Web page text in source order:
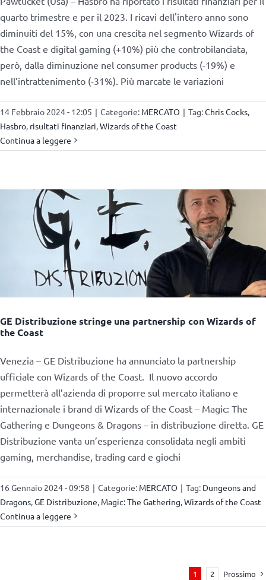
quarto trimestre e per il 2023. I ricavi dell'intero anno sono
diminuiti del 15%, con una crescita nel segmento Wizards of
the Coast e digital gaming (+10%) più che controbilanciata,
però, dalla diminuzione nel consumer products (-19%) e
nell’intrattenimento (-31%). Più marcate le variazioni
14 Febbraio 2024 - 12:05 | Categorie: MERCATO | Tag:Chris Cocks,
Hasbro, risultati finanziari,Wizards of the Coast
Continua a leggere
GE Distribuzione stringe una partnership con Wizards of
the Coast
Venezia – GE Distribuzione ha annunciato la partnership
ufficiale con Wizards of the Coast. Il nuovo accordo
permetterà all’azienda di proporre sul mercato italiano e
internazionale i brand di Wizards of the Coast – Magic: The
Gathering e Dungeons & Dragons – in distribuzione diretta. GE
Distribuzione vanta un’esperienza consolidata negli ambiti
gaming, merchandise, trading card e giochi
16 Gennaio 2024 - 09:58 | Categorie: MERCATO | Tag: Dungeons and
Dragons,GE Distribuzione, Magic: The Gathering,Wizards of the Coast
Continua a leggere
1 2 Prossimo